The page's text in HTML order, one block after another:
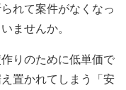
れて案件がなくなっ
ませんか。
りのために低単価で
置かれてしまう「安